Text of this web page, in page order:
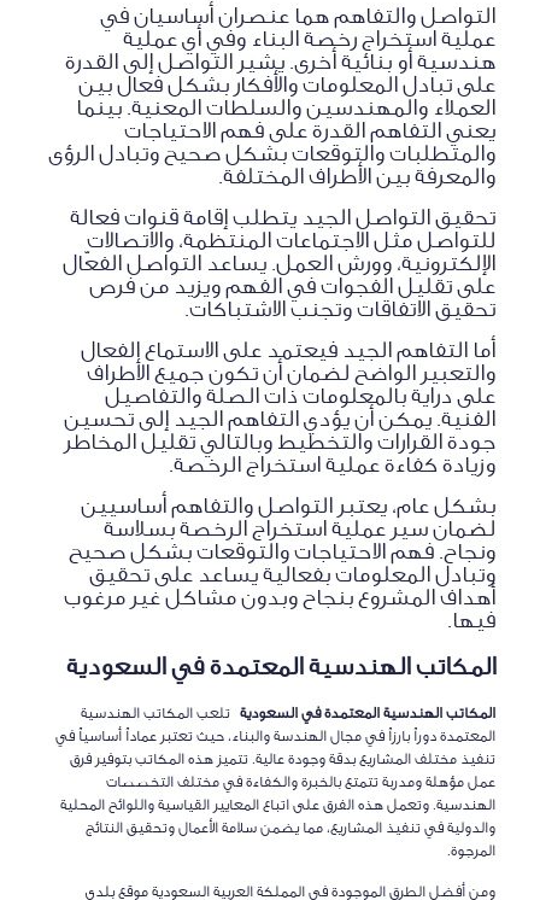
التواصل والتفاهم هما عنصران أساسيان في
عملية استخراج رخصة البناء وفي أي عملية
هندسية أو بنائية أخرى. يشير التواصل إلى القدرة
على تبادل المعلومات والأفكار بشكل فعال بين
العملاء والمهندسين والسلطات المعنية. بينما
يعني التفاهم القدرة على فهم الاحتياجات
والمتطلبات والتوقعات بشكل صحيح وتبادل الرؤى
والمعرفة بين الأطراف المختلفة.
تحقيق التواصل الجيد يتطلب إقامة قنوات فعالة
للتواصل مثل الاجتماعات المنتظمة، والاتصالات
الإلكترونية، وورش العمل. يساعد التواصل الفعّال
على تقليل الفجوات في الفهم ويزيد من فرص
تحقيق الاتفاقات وتجنب الاشتباكات.
أما التفاهم الجيد فيعتمد على الاستماع الفعال
والتعبير الواضح لضمان أن تكون جميع الأطراف
على دراية بالمعلومات ذات الصلة والتفاصيل
الفنية. يمكن أن يؤدي التفاهم الجيد إلى تحسين
جودة القرارات والتخطيط وبالتالي تقليل المخاطر
وزيادة كفاءة عملية استخراج الرخصة.
بشكل عام، يعتبر التواصل والتفاهم أساسيين
لضمان سير عملية استخراج الرخصة بسلاسة
ونجاح. فهم الاحتياجات والتوقعات بشكل صحيح
وتبادل المعلومات بفعالية يساعد على تحقيق
أهداف المشروع بنجاح وبدون مشاكل غير مرغوب
فيها.
المكاتب الهندسية المعتمدة في السعودية
المكاتب الهندسية المعتمدة في السعوديةتلعب المكاتب الهندسية
المعتمدة دوراً بارزاً في مجال الهندسة والبناء، حيث تعتبر عماداً أساسياً في
تنفيذ مختلف المشاريع بدقة وجودة عالية. تتميز هذه المكاتب بتوفير فرق
عمل مؤهلة ومدربة تتمتع بالخبرة والكفاءة في مختلف التخصصات
الهندسية. وتعمل هذه الفرق على اتباع المعايير القياسية واللوائح المحلية
والدولية في تنفيذ المشاريع، مما يضمن سلامة الأعمال وتحقيق النتائج
المرجوة.
ومن أفضل الطرق الموجودة في المملكة العربية السعودية موقع بلدي